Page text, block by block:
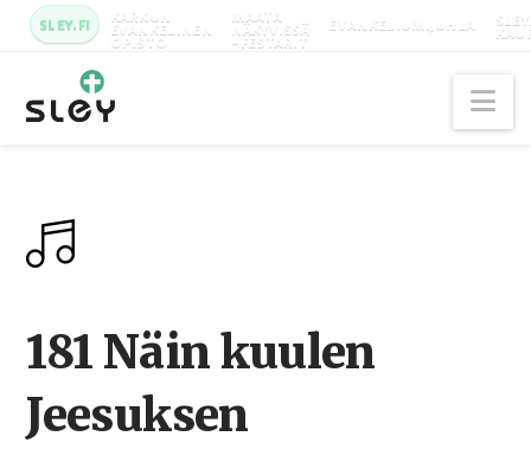
SLEY.FI KARKUN
EVANKELINEN
OPISTO
MAATA
NÄKYVISSÄ
-FESTARIT
EVANKELIUMIJUHLA
181 Näin kuulen
Jeesuksen